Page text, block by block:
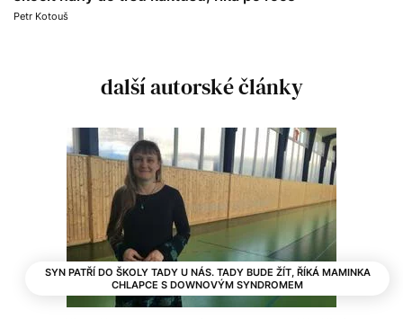
Petr Kotouš
další autorské články
SYN PATŘÍ DO ŠKOLY TADY U NÁS. TADY BUDE ŽÍT, ŘÍKÁ MAMINKA
CHLAPCE S DOWNOVÝM SYNDROMEM